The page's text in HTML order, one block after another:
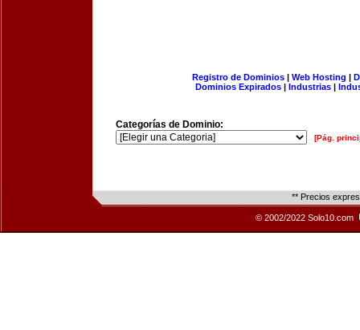
Registro de Dominios| Web Hosting |
Dominios Expirados | Industrias |
Categorías de Dominio:
[Pág.
** Precios
© 2002/2022 Solo10.com